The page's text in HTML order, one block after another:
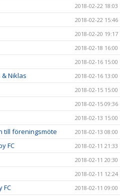
2018-02-22 18:03
2018-02-22 15:46
2018-02-20 19:17
2018-02-18 16:00
2018-02-16 15:00
Niklas 2018-02-16 13:00
2018-02-15 15:00
2018-02-15 09:36
2018-02-13 15:00
till föreningsmöte 2018-02-13 08:00
FC 2018-02-11 21:33
2018-02-11 20:30
2018-02-11 12:24
FC 2018-02-11 09:00